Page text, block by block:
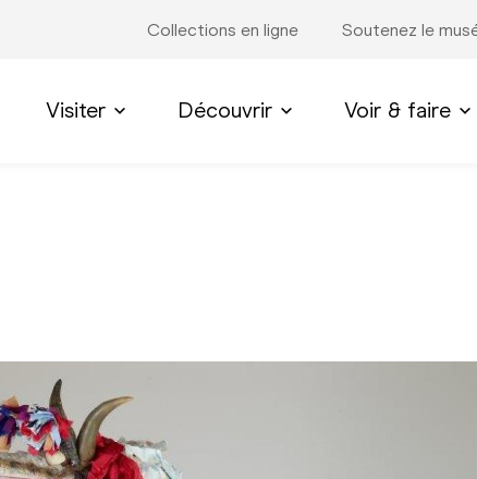
Collections en ligne Soutenez le
Visiter Découvrir Voir & faire